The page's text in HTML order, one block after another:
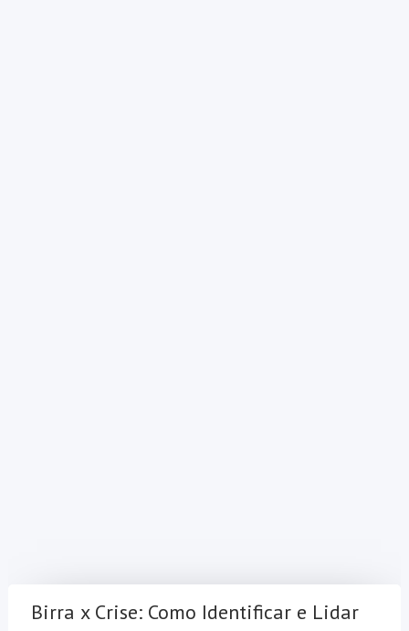
Birra x Crise: Como Identificar e Lidar